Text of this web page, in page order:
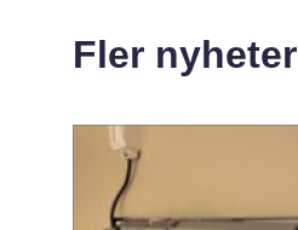
Fler nyheter